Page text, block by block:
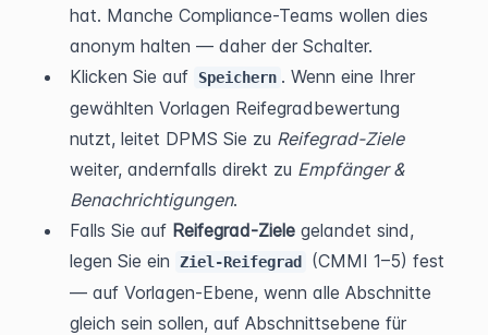
hat. Manche Compliance-Teams wollen dies
anonym halten — daher der Schalter.
Klicken Sie auf
Speichern . Wenn eine Ihrer
gewählten Vorlagen Reifegradbewertung
nutzt, leitet DPMS Sie zu Reifegrad-Ziele
weiter, andernfalls direkt zu Empfänger &
Benachrichtigungen.
Falls Sie auf Reifegrad-Ziele gelandet sind,
legen Sie ein
Ziel-Reifegrad
(CMMI 1–5) fest
— auf Vorlagen-Ebene, wenn alle Abschnitte
gleich sein sollen, auf Abschnittsebene für